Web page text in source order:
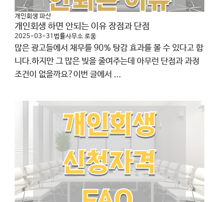
개인회생 파산
개인회생 하면 안되는 이유 장점과 단점
2025-03-31 법률사무소 로움
많은 광고들에서 채무를 90% 탕감 효과를 볼 수 있다고 합
니다.하지만 그 많은 빚을 줄여주는데 아무런 단점과 과정
조건이 없을까요?이번 글에서 ...